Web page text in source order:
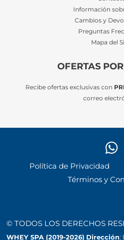
Información
Cambios y
Preguntas
Mapa del
OFERTAS
Recibe ofertas exclusivas con
correo
Política de Privacidad
Términos y
© TODOS LOS DERECHOS
WHEY SPA (2019-2026) Dirección: